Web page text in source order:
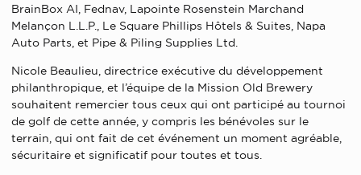
BrainBox AI, Fednav, Lapointe Rosenstein Marchand
Melançon L.L.P., Le Square Phillips Hôtels & Suites, Napa
Auto Parts, et Pipe & Piling Supplies Ltd.
Nicole Beaulieu, directrice exécutive du développement
philanthropique, et l’équipe de la Mission Old Brewery
souhaitent remercier tous ceux qui ont participé au tournoi
de golf de cette année, y compris les bénévoles sur le
terrain, qui ont fait de cet événement un moment agréable,
sécuritaire et significatif pour toutes et tous.